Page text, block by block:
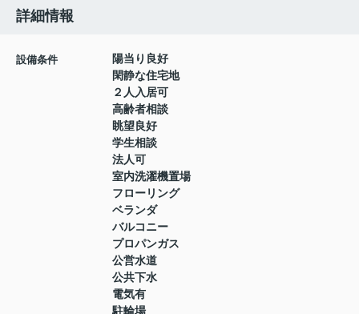
詳細情報
設備条件
陽当り良好
閑静な住宅地
２人入居可
高齢者相談
眺望良好
学生相談
法人可
室内洗濯機置場
フローリング
ベランダ
バルコニー
プロパンガス
公営水道
公共下水
電気有
駐輪場